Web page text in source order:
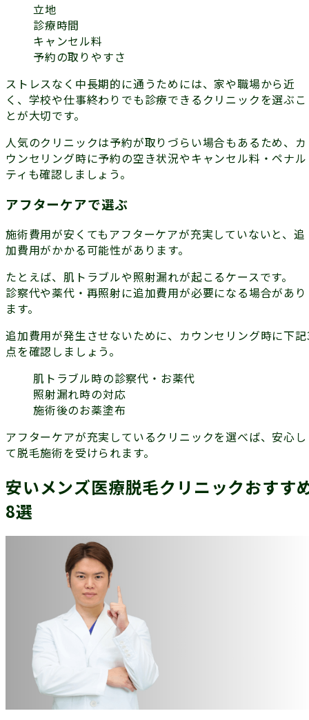
立地
診療時間
キャンセル料
予約の取りやすさ
ストレスなく中長期的に通うためには、家や職場から近
く、学校や仕事終わりでも診療できるクリニックを選ぶこ
とが大切です。
人気のクリニックは予約が取りづらい場合もあるため、カ
ウンセリング時に予約の空き状況やキャンセル料・ペナル
ティも確認しましょう。
アフターケアで選ぶ
施術費用が安くてもアフターケアが充実していないと、追
加費用がかかる可能性があります。
たとえば、肌トラブルや照射漏れが起こるケースです。
診察代や薬代・再照射に追加費用が必要になる場合があり
ます。
追加費用が発生させないために、カウンセリング時に下
点を確認しましょう。
肌トラブル時の診察代・お薬代
照射漏れ時の対応
施術後のお薬塗布
アフターケアが充実しているクリニックを選べば、安心し
て脱毛施術を受けられます。
安いメンズ医療脱毛クリニックおすす
8選